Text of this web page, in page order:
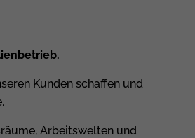
Kunden schaffen und
Arbeitswelten und